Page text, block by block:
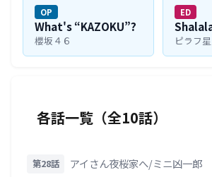
OP
What's “KAZOKU”?
櫻坂４６
ED
ピラフ
各話一覧（全10話）
第28話 アイさん夜桜家へ/ミニ凶一郎